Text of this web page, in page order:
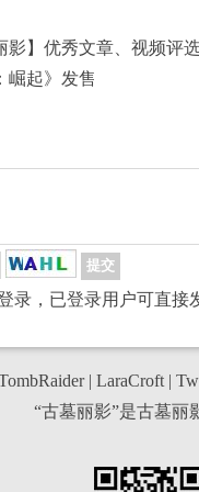
影】优秀文章、视频评
崛起》发售
录，已登录用户可直接
| LaraCroft|
“古墓丽影”是古墓丽